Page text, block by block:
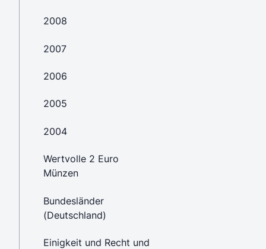
2008
2007
2006
2005
2004
Wertvolle 2 Euro
Münzen
Bundesländer
(Deutschland)
Einigkeit und Recht und